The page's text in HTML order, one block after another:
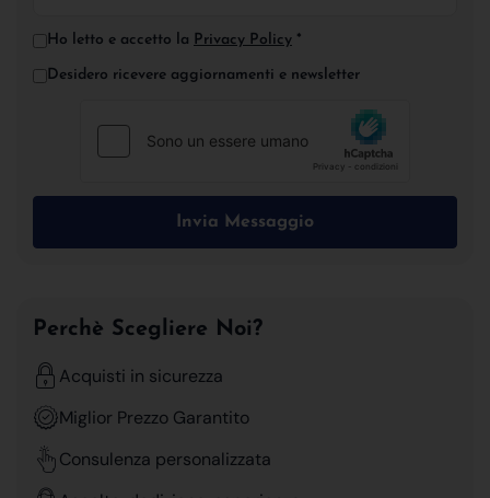
Ho letto e accetto la Privacy Policy *
Desidero ricevere aggiornamenti e newsletter
Invia Messaggio
Perchè Scegliere Noi?
Acquisti in sicurezza
Miglior Prezzo Garantito
Consulenza personalizzata